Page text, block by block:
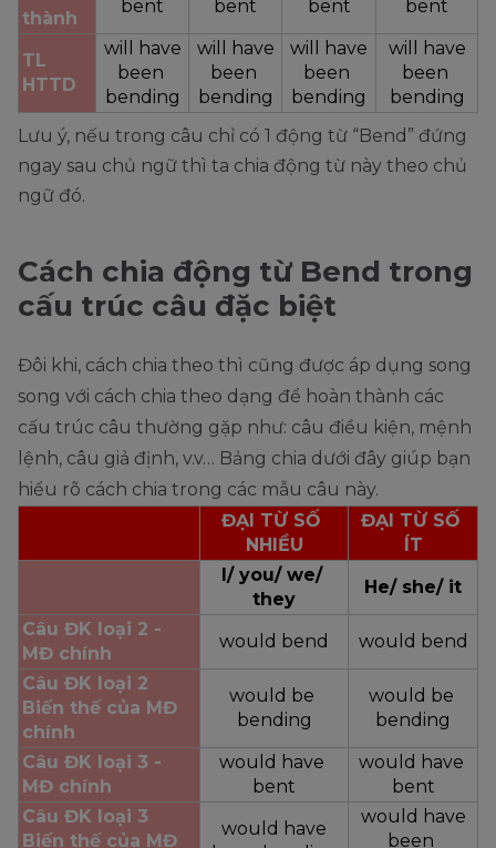
thành
bent
bent
bent
bent
TL
HTTD
will have
been
bending
will have
been
bending
will have
been
bending
will have
been
bending
Lưu ý, nếu trong câu chỉ có 1 động từ “Bend” đứng
ngay sau chủ ngữ thì ta chia động từ này theo chủ
ngữ đó.
Cách chia động từ Bend trong
cấu trúc câu đặc biệt
Đôi khi, cách chia theo thì cũng được áp dụng song
song với cách chia theo dạng để hoàn thành các
cấu trúc câu thường gặp như: câu điều kiện, mệnh
lệnh, câu giả định, v.v… Bảng chia dưới đây giúp bạn
hiểu rõ cách chia trong các mẫu câu này.
ĐẠI TỪ SỐ
NHIỀU
ĐẠI TỪ SỐ
ÍT
I/ you/ we/
they
He/ she/ it
Câu ĐK loại 2 -
MĐ chính
would bend
would bend
Câu ĐK loại 2
Biến thế của MĐ
chính
would be
bending
would be
bending
Câu ĐK loại 3 -
MĐ chính
would have
bent
would have
bent
Câu ĐK loại 3
Biến thế của MĐ
would have
would have
been